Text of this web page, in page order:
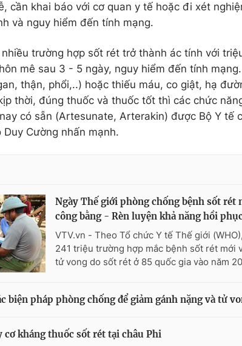
cần khai báo với cơ quan y tế hoặc đi xét
và nguy hiểm đến tính mạng.
trường hợp sốt rét trở thành ác tính với
mê sau 3 - 5 ngày, nguy hiểm đến tính
thận, phổi,..) hoặc thiếu máu, co giật, hạ
thời, đúng thuốc và thuốc tốt thì các chức
có sẵn (Artesunate, Arterakin) được Bộ Y tế
Cường nhấn mạnh.
Ngày Thế giới phòng chống bệnh sốt rét
công bằng - Rèn luyện khả năng hồi
VTV.vn - Theo Tổ chức Y tế Thế giới
241 triệu trường hợp mắc bệnh sốt rét mới
tử vong do sốt rét ở 85 quốc gia vào năm
biện pháp phòng chống để giảm gánh nặng và tử
cơ kháng thuốc sốt rét tại châu Phi